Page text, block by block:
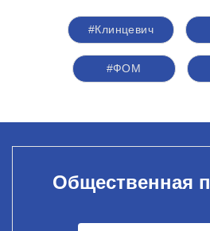
#Клинцевич
#ФОМ
Общественная